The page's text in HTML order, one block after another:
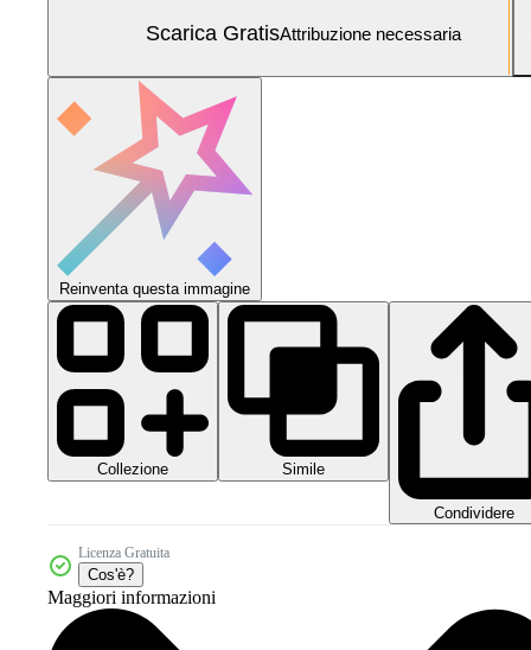
Scarica GratisAttribuzione necessaria
Reinventa questa immagine
Collezione Simile
Condividere
Licenza Gratuita
Cos'è?
Maggiori informazioni